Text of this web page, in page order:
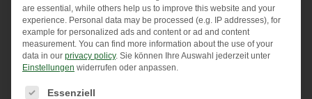
Premium Curcuma ist unser absoluter Bestseller und
bei unseren Kunden besonders beliebt. Durch das
zusätzlich enthaltene Curcuma-Extrakt, ist unser
Premium Curcuma besonders hoch dosiert. Mit 516
are essential, while others help us to improve this website and your
experience. Personal data may be processed (e.g. IP addresses), for
example for personalized ads and content or ad and content
measurement. You can find more information about the use of your
data in our privacy policy. Sie können Ihre Auswahl jederzeit unter
Einstellungen widerrufen oder anpassen.
Es folgt eine Liste der Service-Gruppen, für die eine
Essenziell